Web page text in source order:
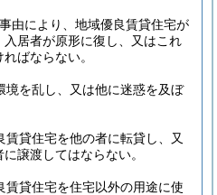
由により、地域優良賃貸住宅が
居者が原形に復し、又はこれ
ばならない。
境を乱し、又は他に迷惑を及ぼ
賃貸住宅を他の者に転貸し、又
譲渡してはならない。
賃貸住宅を住宅以外の用途に使